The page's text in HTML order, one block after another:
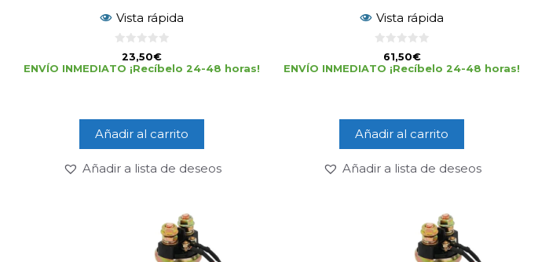
Vista rápida
e
23,50€
ENVÍO INMEDIATO ¡Recíbelo 24-48 horas!
Añadir al carrito
Añadir a lista de deseos
Vista rápida
e
61,50€
ENVÍO INMEDIATO ¡Recíbelo 24-48 horas!
Añadir al carrito
Añadir a lista de deseos